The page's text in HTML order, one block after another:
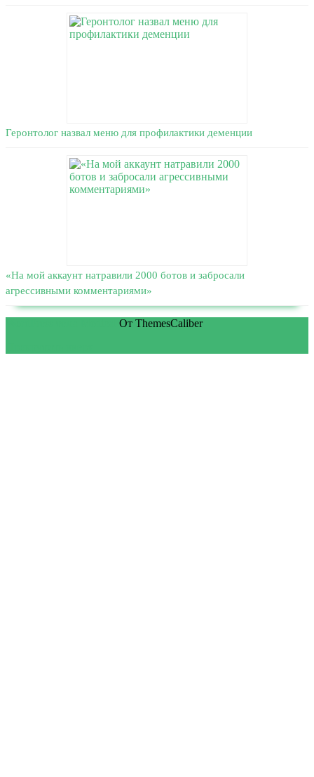
Геронтолог назвал меню для профилактики деменции
«На мой аккаунт натравили 2000 ботов и забросали
агрессивными комментариями»
От ThemesCaliber